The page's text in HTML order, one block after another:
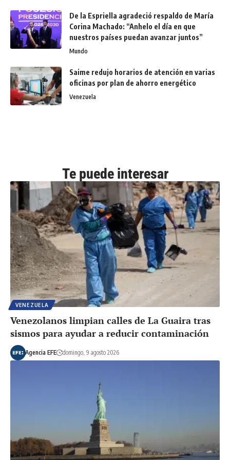
De la Espriella agradeció respaldo de María
Corina Machado: “Anhelo el día en que
nuestros países puedan avanzar juntos”
Mundo
Saime redujo horarios de atención en varias
oficinas por plan de ahorro energético
Venezuela
Te puede interesar
VENEZUELA
Venezolanos limpian calles de La Guaira tras
sismos para ayudar a reducir contaminación
Agencia EFE domingo, 9 agosto 2026